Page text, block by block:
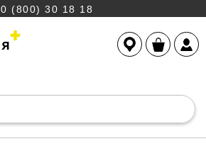
0 (800) 30 18 18